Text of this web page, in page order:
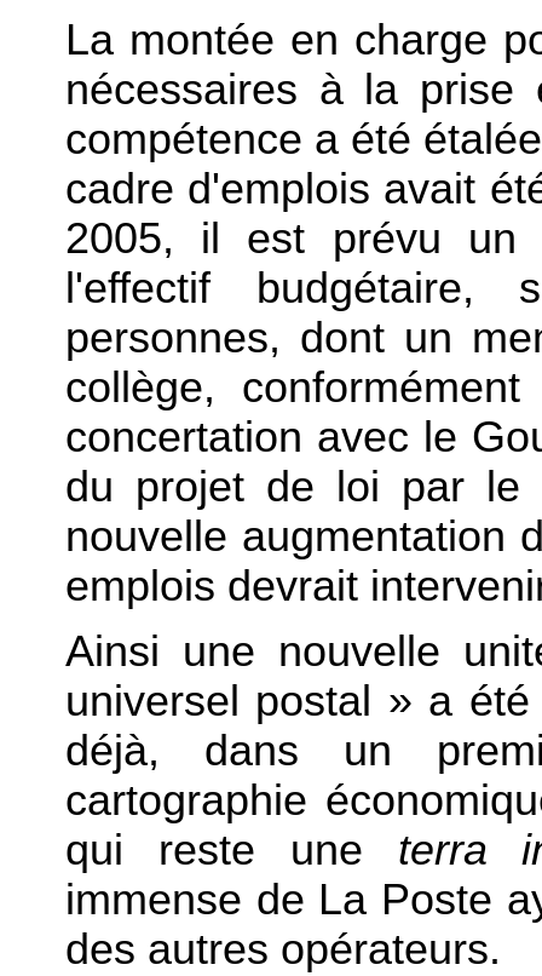
La montée en charge
nécessaires à la prise
compétence a été
cadre d'emplois avait
2005, il est prévu
l'effectif
personnes, dont un
collège,
concertation avec le
du projet de loi par le
nouvelle augmentation
emplois devrait
Ainsi une nouvelle
universel postal » a
déjà, dans un
cartographie
qui reste une terra
immense de La Poste
des autres opérateurs.